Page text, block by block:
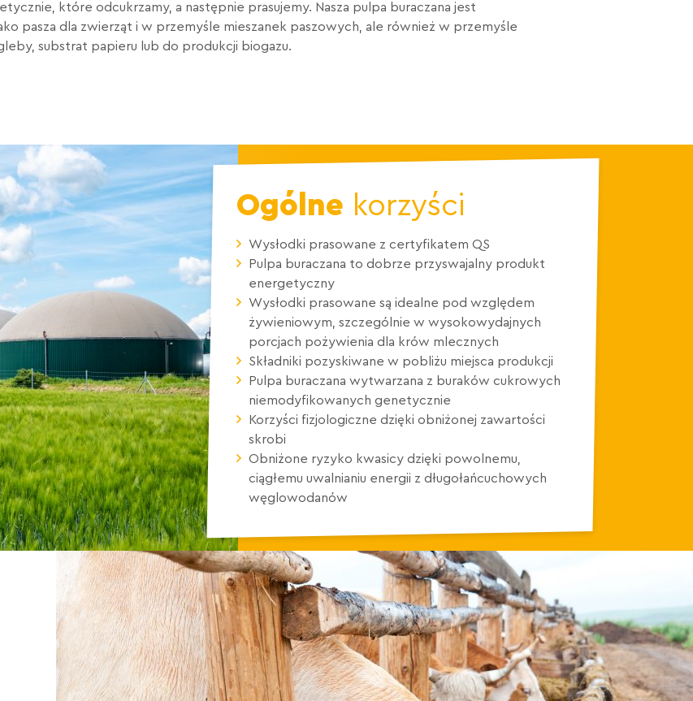
które odcukrzamy, a następnie prasujemy. Nasza pulpa buraczana jest
pasza dla zwierząt i w przemyśle mieszanek paszowych, ale również w przemyśle
substrat papieru lub do produkcji biogazu.
Ogólne korzyści
Wysłodki prasowane z certyfikatem QS
Pulpa buraczana to dobrze przyswajalny produkt
energetyczny
Wysłodki prasowane są idealne pod względem
żywieniowym, szczególnie w wysokowydajnych
porcjach pożywienia dla krów mlecznych
Składniki pozyskiwane w pobliżu miejsca produkcji
Pulpa buraczana wytwarzana z buraków cukrowych
niemodyfikowanych genetycznie
Korzyści fizjologiczne dzięki obniżonej zawartości
skrobi
Obniżone ryzyko kwasicy dzięki powolnemu,
ciągłemu uwalnianiu energii z długołańcuchowych
węglowodanów